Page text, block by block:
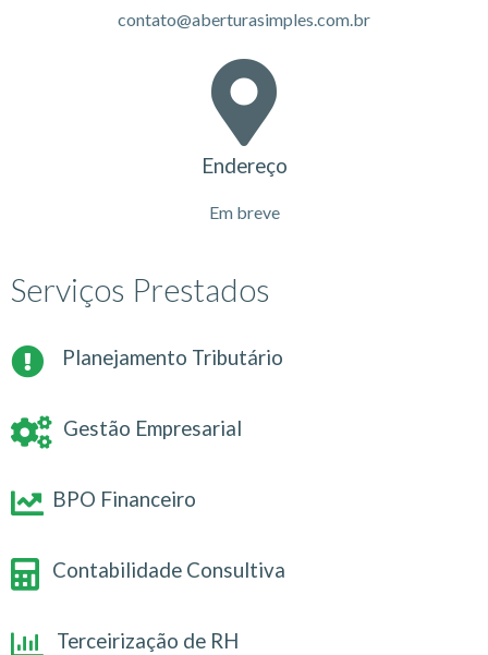
contato@aberturasimples.com.br
Endereço
Em breve
Serviços Prestados
Planejamento Tributário
Gestão Empresarial
BPO Financeiro
Contabilidade Consultiva
Terceirização de RH